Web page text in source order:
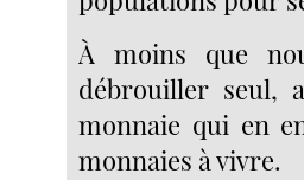
À moins que
débrouiller seul,
monnaie qui en
monnaies à vivre.